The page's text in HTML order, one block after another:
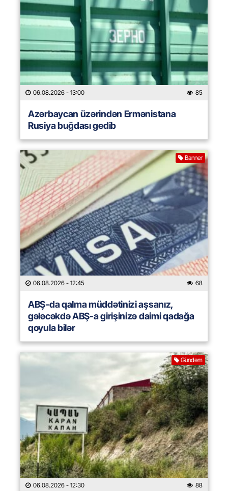
06.08.2026 - 13:00 85
Azərbaycan üzərindən Ermənistana
Rusiya buğdası gedib
Banner
06.08.2026 - 12:45 68
ABŞ-da qalma müddətinizi aşsanız,
gələcəkdə ABŞ-a girişinizə daimi qadağa
qoyula bilər
Gündəm
06.08.2026 - 12:30 88